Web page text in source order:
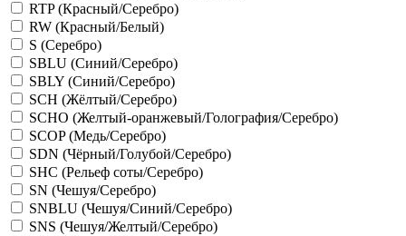
RTP (Красный/Серебро)
RW (Красный/Белый)
S (Серебро)
SBLU (Синий/Серебро)
SBLY (Синий/Серебро)
SCH (Жёлтый/Серебро)
SCHO (Желтый-оранжевый/Голография/Серебро)
SCOP (Медь/Серебро)
SDN (Чёрный/Голубой/Серебро)
SHC (Рельеф соты/Серебро)
SN (Чешуя/Серебро)
SNBLU (Чешуя/Синий/Серебро)
SNS (Чешуя/Желтый/Серебро)